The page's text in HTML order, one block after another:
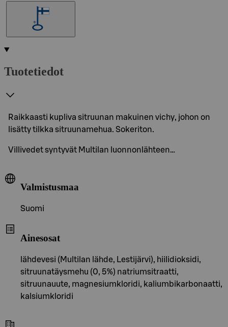
Tuotetiedot
Raikkaasti kupliva sitruunan makuinen vichy, johon on
lisätty tilkka sitruunamehua. Sokeriton.
Villivedet syntyvät Multilan luonnonlähteen…
Valmistusmaa
Suomi
Ainesosat
lähdevesi (Multilan lähde, Lestijärvi), hiilidioksidi,
sitruunatäysmehu (0, 5%) natriumsitraatti,
sitruunauute, magnesiumkloridi, kaliumbikarbonaatti,
kalsiumkloridi